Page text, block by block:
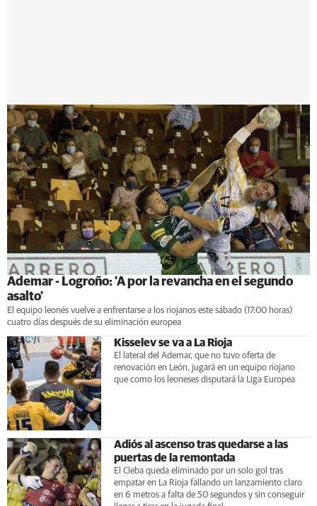
Ademar - Logroño: 'A por la revancha en el segundo
asalto'
El equipo leonés vuelve a enfrentarse a los riojanos este sábado (17:00 horas)
cuatro días después de su eliminación europea
Kisselev se va a La Rioja
El lateral del Ademar, que no tuvo oferta de
renovación en León, jugará en un equipo riojano
que como los leoneses disputará la Liga Europea
Adiós al ascenso tras quedarse a las
puertas de la remontada
El Cleba queda eliminado por un solo gol tras
empatar en La Rioja fallando un lanzamiento claro
en 6 metros a falta de 50 segundos y sin conseguir